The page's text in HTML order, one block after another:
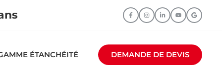
ÉTANCHÉITÉ DEMANDE DE DEVIS